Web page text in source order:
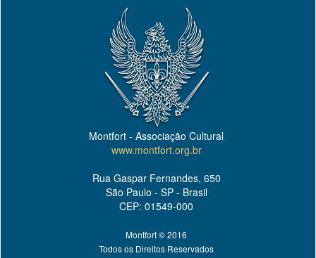
Montfort - Associação Cultural
www.montfort.org.br
Rua Gaspar Fernandes, 650
São Paulo - SP - Brasil
CEP: 01549-000
Montfort © 2016
Todos os Direitos Reservados